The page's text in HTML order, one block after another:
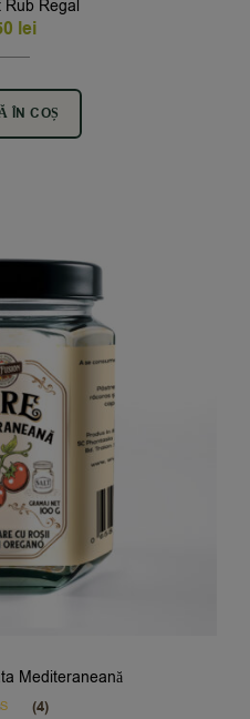
Regal
lei
ÎN COȘ
Mediteraneană
(4)